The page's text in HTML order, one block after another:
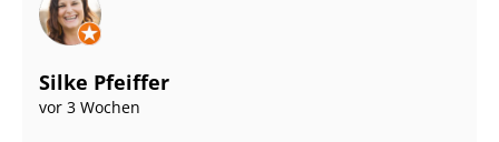
Silke Pfeiffer
vor 3 Wochen